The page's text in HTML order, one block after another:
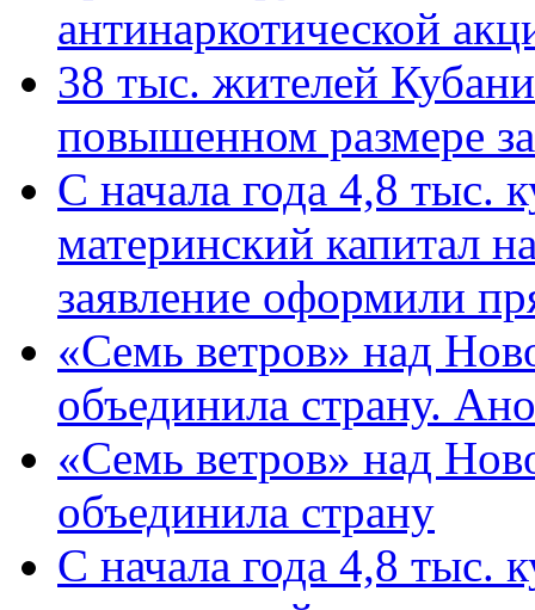
антинаркотической
38 тыс. жителей
повышенном размере
С начала года 4,8 тыс.
материнский капитал
заявление оформили
«Семь ветров» над
объединила страну.
«Семь ветров» над
объединила страну
С начала года 4,8 тыс.